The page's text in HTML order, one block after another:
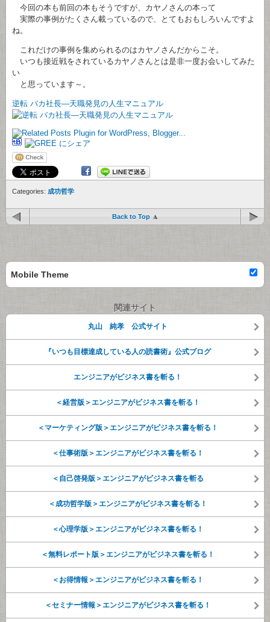
今回の本も前回の本もそうですが、カヤノさんの本って
実際の事例がたくさん載っているので、とてもおもしろいんですよ
ね。
これだけの事例を集められるのはカヤノさんだからこそ。
いつも接近戦をされているカヤノさんとは是非一度お会いしてみた
い
と思っています～。
逆転 バカ社長―天職発見の人生マニュアル
Categories: 成功哲学
Back to Top
Mobile Theme
関連サイト
丸山 純孝 公式サイト
『いつも目標達成している人の読書術』公式ブログ
エンジニアがビジネス書を斬る！
＜経営版＞エンジニアがビジネス書を斬る！
＜マーケティング版＞エンジニアがビジネス書を斬る！
＜仕事術版＞エンジニアがビジネス書を斬る！
＜自己啓発版＞エンジニアがビジネス書を斬る
＜成功哲学版＞エンジニアがビジネス書を斬る！
＜心理学版＞エンジニアがビジネス書を斬る！
＜無料レポート版＞エンジニアがビジネス書を斬る！
＜お得情報＞エンジニアがビジネス書を斬る！
＜セミナー情報＞エンジニアがビジネス書を斬る！